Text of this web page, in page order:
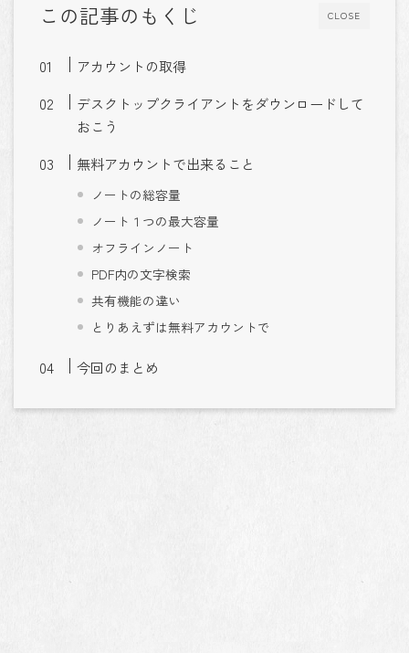
CLOSE
この記事のもくじ
アカウントの取得
デスクトップクライアントをダウンロードして
おこう
無料アカウントで出来ること
ノートの総容量
ノート１つの最大容量
オフラインノート
PDF内の文字検索
共有機能の違い
とりあえずは無料アカウントで
今回のまとめ